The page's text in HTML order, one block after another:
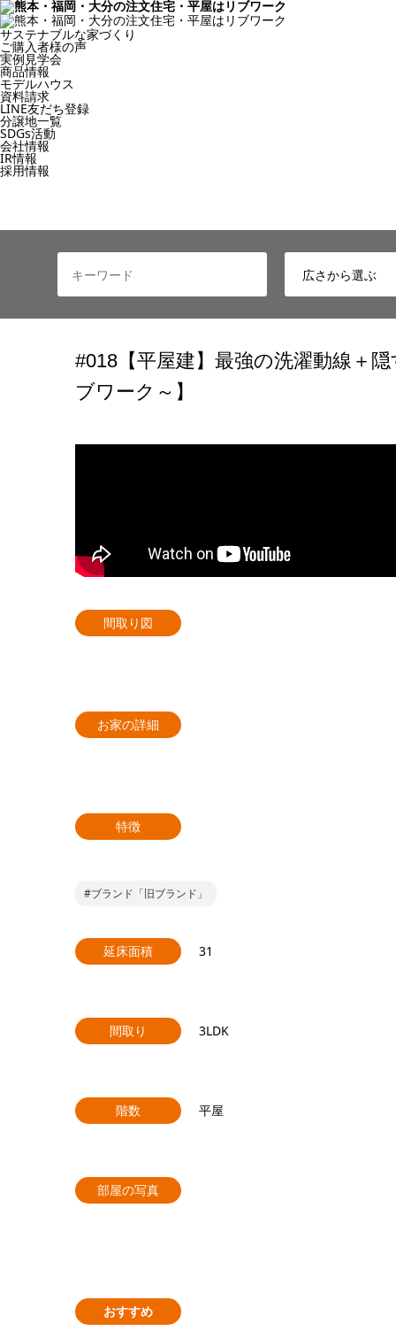
サステナブルな家づくり
ご購入者様の声
実例見学会
商品情報
モデルハウス
資料請求
LINE友だち登録
分譲地一覧
SDGs活動
会社情報
IR情報
採用情報
#018【平屋建】最強の洗濯動線＋
ブワーク～】
間取り図
お家の詳細
特徴
#ブランド「旧ブランド」
延床面積 31
間取り 3LDK
階数 平屋
部屋の写真
おすすめ